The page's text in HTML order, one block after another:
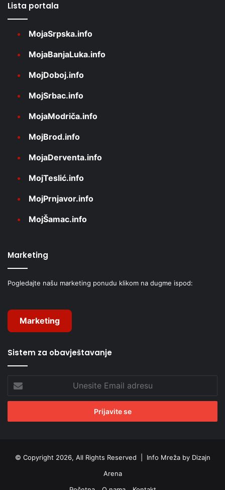
Lista portala
MojaSrpska.info
MojaBanjaLuka.info
MojDoboj.info
MojSrbac.info
MojaModriča.info
MojBrod.info
MojaDerventa.info
MojTeslić.info
MojPrnjavor.info
MojŠamac.info
Marketing
Pogledajte našu marketing ponudu klikom na dugme ispod:
Marketing
Sistem za obavještavanje
Unesite
Email
adresu
© Copyright 2026, All Rights Reserved | Info Mreža by Dizajn
Arena